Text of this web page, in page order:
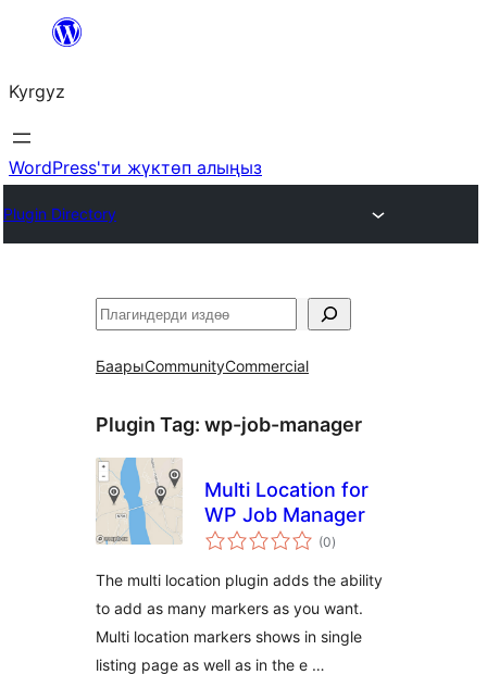
Мазмунга
Kyrgyz
WordPress'ти жүктөп алыңыз
Plugin Directory
Издөө
БаарыCommunityCommercial
Plugin Tag: wp-job-manager
Multi Location for
WP Job Manager
(0total
ratings
)
The multi location plugin adds the ability
to add as many markers as you want.
Multi location markers shows in single
listing page as well as in the e …